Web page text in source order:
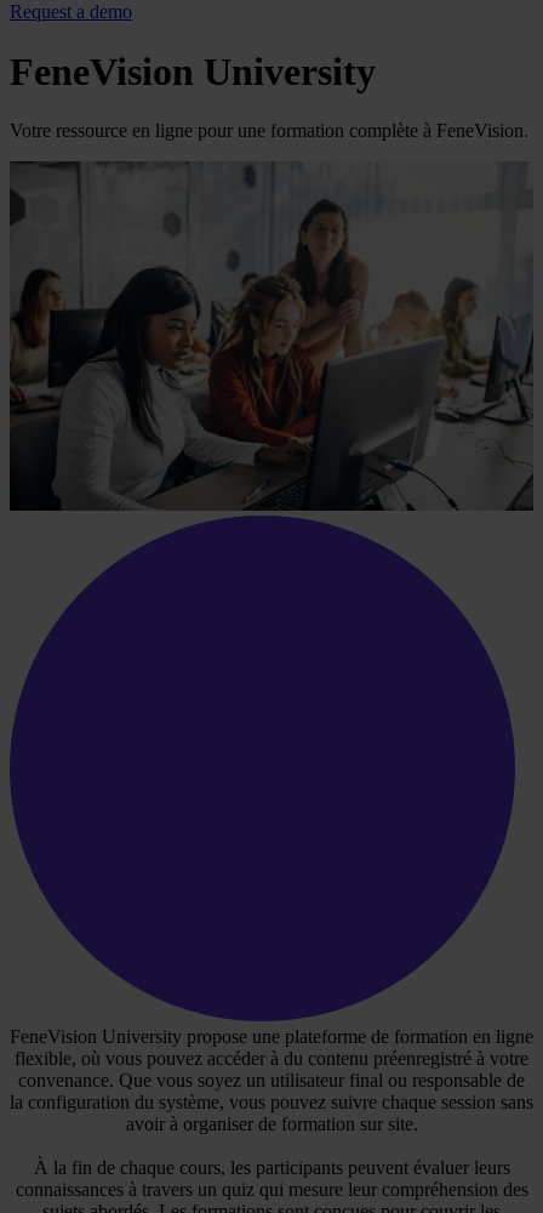
Request a demo
FeneVision University
Votre ressource en ligne pour une formation complète à FeneVision.
FeneVision University propose une plateforme de formation en ligne
flexible, où vous pouvez accéder à du contenu préenregistré à votre
convenance. Que vous soyez un utilisateur final ou responsable de
la configuration du système, vous pouvez suivre chaque session sans
avoir à organiser de formation sur site.
À la fin de chaque cours, les participants peuvent évaluer leurs
connaissances à travers un quiz qui mesure leur compréhension des